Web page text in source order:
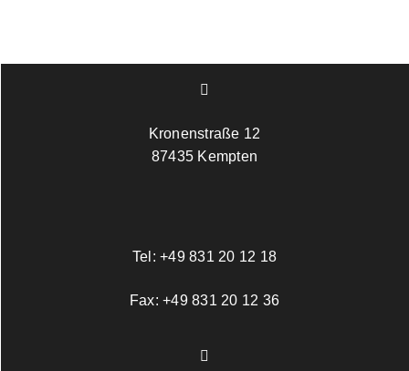
Kronenstraße 12
87435 Kempten
Tel: +49 831 20 12 18
Fax: +49 831 20 12 36